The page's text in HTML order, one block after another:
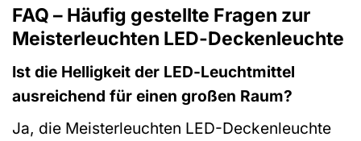
FAQ – Häufig gestellte Fragen zur
Meisterleuchten LED-Deckenleuchte
Ist die Helligkeit der LED-Leuchtmittel
ausreichend für einen großen Raum?
Ja, die Meisterleuchten LED-Deckenleuchte